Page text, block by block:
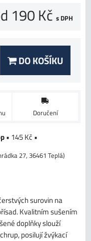
190 Kč s DPH
DO KOŠÍKU
Doručení
• 145 Kč •
27, 36461 Teplá)
surovin na
Kvalitním sušením
doplňky slouží
posilují žvýkací